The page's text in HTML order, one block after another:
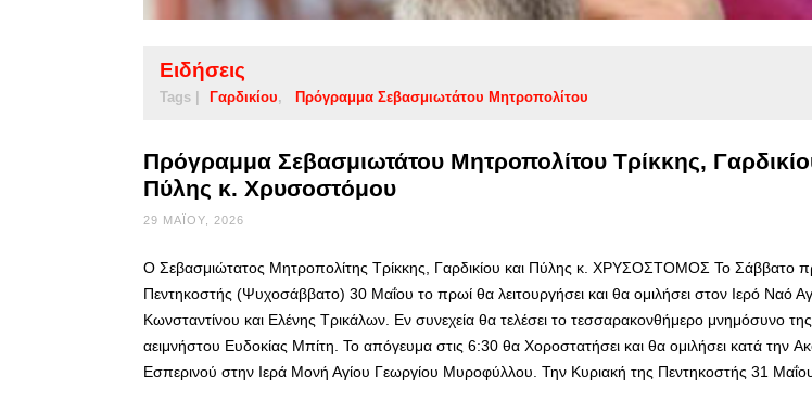
Ειδήσεις
Tags | Γαρδικίου Πρόγραμμα Σεβασμιωτάτου Μητροπολίτου
Πρόγραμμα Σεβασμιωτάτου Μητροπολίτου Τρίκκης,
Πύλης κ. Χρυσοστόμου
29 ΜΑΪ́ΟΥ, 2026
Ο Σεβασμιώτατος Μητροπολίτης Τρίκκης, Γαρδικίου και Πύλης κ. ΧΡΥΣΟΣΤΟΜΟΣ Το Σάββατο
Πεντηκοστής (Ψυχοσάββατο) 30 Μαΐου το πρωί θα λειτουργήσει και θα ομιλήσει στον Ιερό Ναό
Κωνσταντίνου και Ελένης Τρικάλων. Εν συνεχεία θα τελέσει το τεσσαρακονθήμερο μνημόσυνο της
αειμνήστου Ευδοκίας Μπίτη. Το απόγευμα στις 6:30 θα Χοροστατήσει και θα ομιλήσει κατά την
Εσπερινού στην Ιερά Μονή Αγίου Γεωργίου Μυροφύλλου. Την Κυριακή της Πεντηκοστής 31